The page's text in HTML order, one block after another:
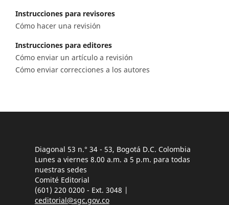
Instrucciones para revisores
Cómo hacer una revisión
Instrucciones para editores
Cómo enviar un artículo a revisión
Cómo enviar correcciones a los autores
Diagonal 53 n.° 34 - 53, Bogotá D.C. Colombia
Lunes a viernes 8.00 a.m. a 5 p.m. para todas
nuestras sedes
Comité Editorial
(601) 220 0200 - Ext. 3048 |
ceditorial@sgc.gov.co